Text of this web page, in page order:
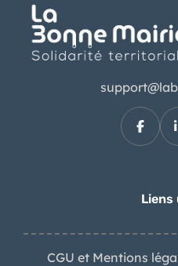
Liens
CGU et Mentions